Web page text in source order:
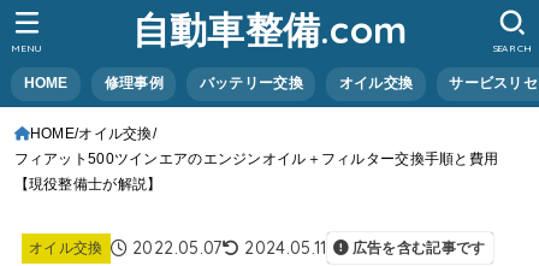
自動車整備.com
HOME 修理事例 バッテリー交換 オイル交換 サービスリ
SEARCH
MENU
HOME オイル交換
フィアット500ツインエアのエンジンオイル＋フィルター交換手順と費用
【現役整備士が解説】
オイル交換 2022.05.07 2024.05.11 広告を含む記事です